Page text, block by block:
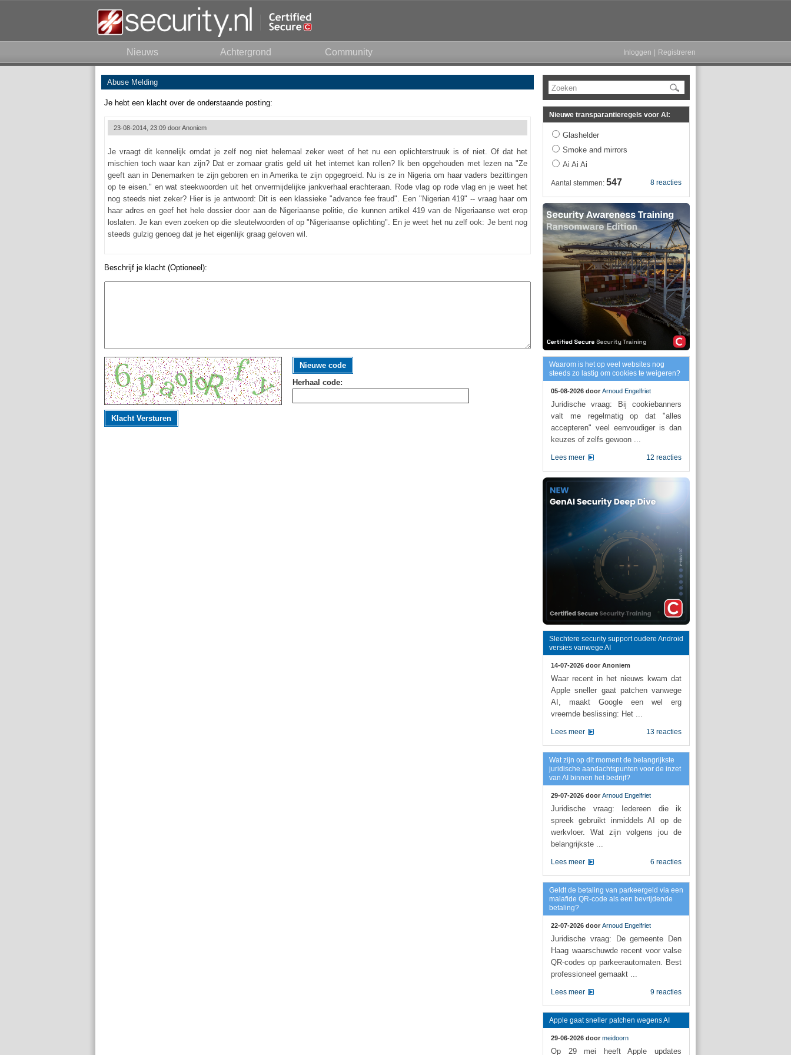
Nieuws Achtergrond Community Inloggen Registreren
Abuse Melding
Je hebt een klacht over de onderstaande posting:
23-08-2014, 23:09 doorAnoniem
Je vraagt dit kennelijk omdat je zelf nog niet helemaal zeker weet of het nu een oplichterstruuk is of niet. Of dat het
mischien toch waar kan zijn? Dat er zomaar gratis geld uit het internet kan rollen? Ik ben opgehouden met lezen na "Ze
geeft aan in Denemarken te zijn geboren en in Amerika te zijn opgegroeid. Nu is ze in Nigeria om haar vaders bezittingen
op te eisen." en wat steekwoorden uit het onvermijdelijke jankverhaal erachteraan. Rode vlag op rode vlag en je weet het
nog steeds niet zeker? Hier is je antwoord: Dit is een klassieke "advance fee fraud". Een "Nigerian 419" -- vraag haar om
haar adres en geef het hele dossier door aan de Nigeriaanse politie, die kunnen artikel 419 van de Nigeriaanse wet erop
loslaten. Je kan even zoeken op die sleutelwoorden of op "Nigeriaanse oplichting". En je weet het nu zelf ook: Je bent nog
steeds gulzig genoeg dat je het eigenlijk graag geloven wil.
Beschrijf je klacht (Optioneel):
Nieuwe code
Herhaal code:
Klacht Versturen
Zoeken
Nieuwe transparantieregels voor AI:
Glashelder
Smoke and mirrors
Ai Ai Ai
8 reacties
Aantal stemmen: 547
Waarom is het op veel websites nog
steeds zo lastig om cookies te weigeren?
05-08-2026 door Arnoud Engelfriet
Juridische vraag: Bij cookiebanners
valt me regelmatig op dat "alles
accepteren" veel eenvoudiger is dan
keuzes of zelfs gewoon ...
12 reacties
Lees meer
Slechtere security support oudere Android
versies vanwege AI
14-07-2026 door Anoniem
Waar recent in het nieuws kwam dat
Apple sneller gaat patchen vanwege
AI, maakt Google een wel erg
vreemde beslissing: Het ...
13 reacties
Lees meer
Wat zijn op dit moment de belangrijkste
juridische aandachtspunten voor de inzet
van AI binnen het bedrijf?
29-07-2026 door Arnoud Engelfriet
Juridische vraag: Iedereen die ik
spreek gebruikt inmiddels AI op de
werkvloer. Wat zijn volgens jou de
belangrijkste ...
6 reacties
Lees meer
Geldt de betaling van parkeergeld via een
malafide QR-code als een bevrijdende
betaling?
22-07-2026 door Arnoud Engelfriet
Juridische vraag: De gemeente Den
Haag waarschuwde recent voor valse
QR-codes op parkeerautomaten. Best
professioneel gemaakt ...
9 reacties
Lees meer
Apple gaat sneller patchen wegens AI
29-06-2026 door meidoorn
Op 29 mei heeft Apple updates